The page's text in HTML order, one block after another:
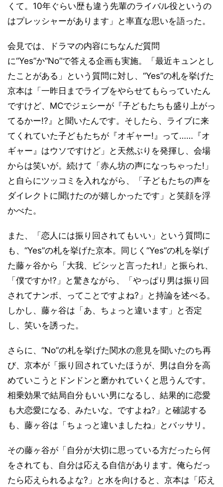
くて。10年ぐらい歴も違う先輩のライバル役というの
はプレッシャーがあります」と率直な思いを語った。
会見では、ドラマの内容にちなんだ質問
に“Yes”か“No”で答える企画も実施。「最近キュンとし
たことがある」という質問に対し、“Yes”の札を挙げた
京本は「一昨日までライブをやらせてもらっていたん
ですけど、MCでジェシーが『子どもたちも盛り上がっ
てるかー!?』と聞いたんです。そしたら、ライブに来
てくれていた子どもたちが『オギャー!』って……『オ
ギャー』はウソですけど」と天然ぶりを発揮し、会場
からは笑いが。続けて「赤ん坊の声になっちゃった!」
と自らにツッコミを入れながら、「子どもたちの声を
ダイレクトに聞けたのが嬉しかったです」と笑顔を浮
かべた。
また、「恋人には振り回されてもいい」という質問に
も、“Yes”の札を挙げた京本。同じく“Yes”の札を挙げ
た藤ヶ谷から「大我、ビシッと言ったれ!」と振られ、
「僕ですか!?」と驚きながら、「やっぱり男は振り回
されてナンボ、ってことですよね?」と持論を述べる。
しかし、藤ヶ谷は「あ、ちょっと違います」と否定
し、笑いを誘った。
さらに、“No”の札を挙げた関水の意見を聞いたのち再
び、京本が「振り回されていたほうが、男は自分を高
めていこうとドンドンと磨かれていくと思うんです。
相乗効果で結局自分もいい男になるし、結果的に恋愛
も大恋愛になる、みたいな。ですよね?」と確認する
も、藤ヶ谷は「ちょっと違いましたね」とバッサリ。
その藤ヶ谷が「自分が大切に思っている方だったら何
をされても、自分は応える自信があります。俺らだっ
たら応えられるよな?」と水を向けると、京本は「応え